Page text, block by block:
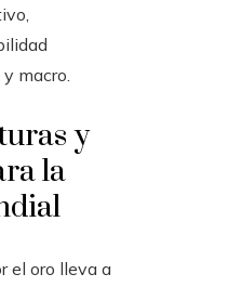
macro.
y
la
el oro lleva a